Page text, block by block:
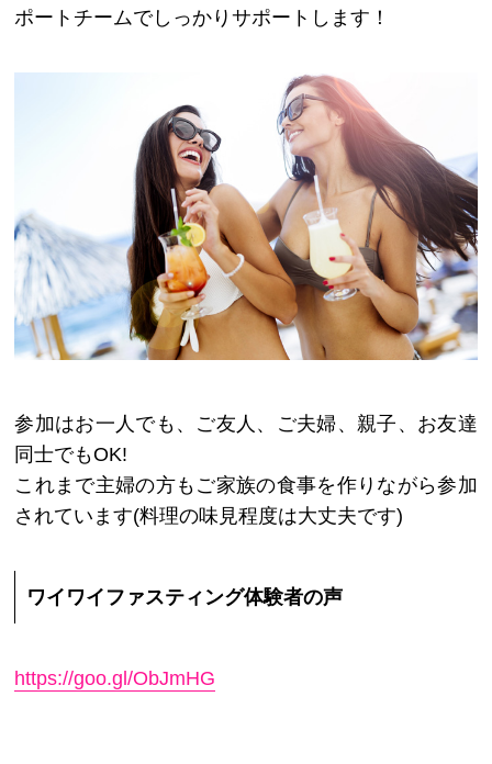
ポートチームでしっかりサポートします！
参加はお一人でも、ご友人、ご夫婦、親子、お友達
同士でもOK!
これまで主婦の方もご家族の食事を作りながら参加
されています(料理の味見程度は大丈夫です)
ワイワイファスティング体験者の声
https://goo.gl/ObJmHG